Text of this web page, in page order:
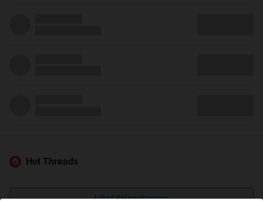
Hot Threads
Lihat Selengkapnya